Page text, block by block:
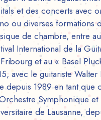
et des concerts avec
ou diverses formations
de chambre, entre
International de la
et au « Basel
avec le guitariste Walter
depuis 1989 en tant que
Symphonique et
de Lausanne,